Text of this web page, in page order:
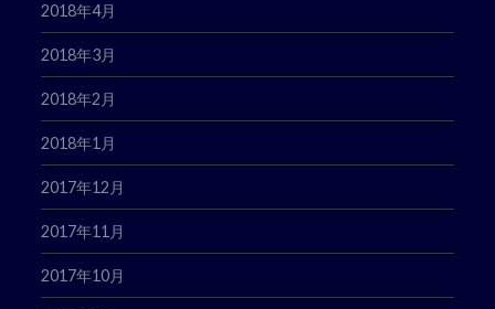
2018年4月
2018年3月
2018年2月
2018年1月
2017年12月
2017年11月
2017年10月